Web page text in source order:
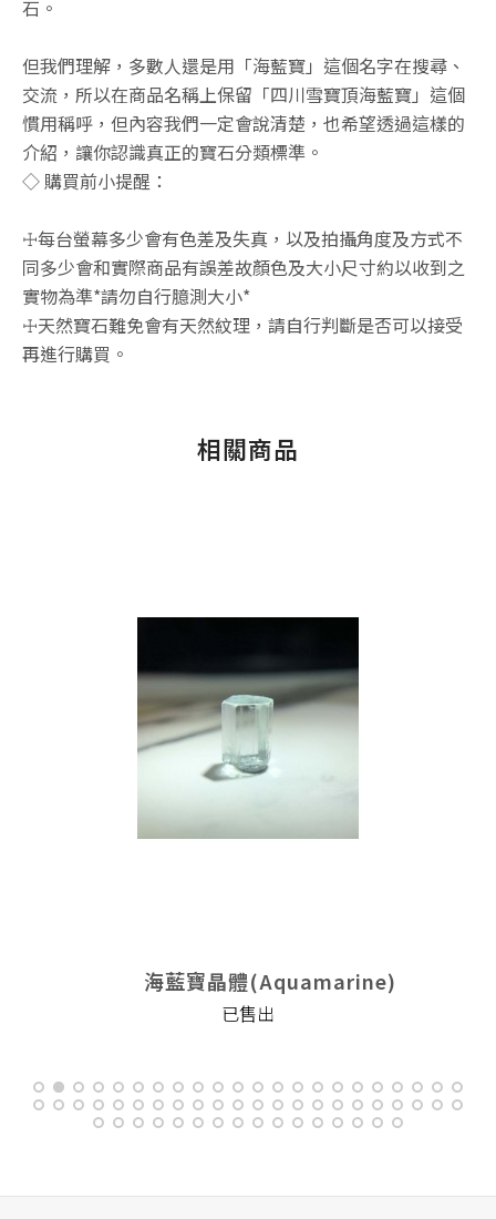
石。
但我們理解，多數人還是用「海藍寶」這個名字在搜尋、
交流，所以在商品名稱上保留「四川雪寶頂海藍寶」這個
慣用稱呼，但內容我們一定會說清楚，也希望透過這樣的
介紹，讓你認識真正的寶石分類標準。
◇ 購買前小提醒：
☩每台螢幕多少會有色差及失真，以及拍攝角度及方式不
同多少會和實際商品有誤差故顏色及大小尺寸約以收到之
實物為準*請勿自行臆測大小*
☩天然寶石難免會有天然紋理，請自行判斷是否可以接受
再進行購買。
相關商品
海藍寶晶體(Aquamarine)
已售出